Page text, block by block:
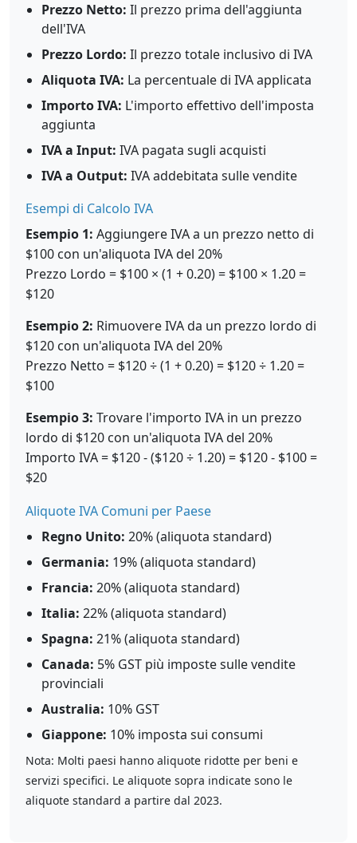
Prezzo Netto: Il prezzo prima dell'aggiunta
dell'IVA
Prezzo Lordo: Il prezzo totale inclusivo di IVA
Aliquota IVA: La percentuale di IVA applicata
Importo IVA: L'importo effettivo dell'imposta
aggiunta
IVA a Input: IVA pagata sugli acquisti
IVA a Output: IVA addebitata sulle vendite
Esempi di Calcolo IVA
Esempio 1: Aggiungere IVA a un prezzo netto di
$100 con un'aliquota IVA del 20%
Prezzo Lordo = $100 × (1 + 0.20) = $100 × 1.20 =
$120
Esempio 2: Rimuovere IVA da un prezzo lordo di
$120 con un'aliquota IVA del 20%
Prezzo Netto = $120 ÷ (1 + 0.20) = $120 ÷ 1.20 =
$100
Esempio 3: Trovare l'importo IVA in un prezzo
lordo di $120 con un'aliquota IVA del 20%
Importo IVA = $120 - ($120 ÷ 1.20) = $120 - $100 =
$20
Aliquote IVA Comuni per Paese
Regno Unito: 20% (aliquota standard)
Germania: 19% (aliquota standard)
Francia: 20% (aliquota standard)
Italia: 22% (aliquota standard)
Spagna: 21% (aliquota standard)
Canada: 5% GST più imposte sulle vendite
provinciali
Australia: 10% GST
Giappone: 10% imposta sui consumi
Nota: Molti paesi hanno aliquote ridotte per beni e
servizi specifici. Le aliquote sopra indicate sono le
aliquote standard a partire dal 2023.